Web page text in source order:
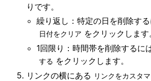
りです。
繰り返し：特定の日を削除する
日付をクリア をクリックします
1回限り：時間帯を削除するには
する をクリックします。
リンクの横にある リンクをカスタ